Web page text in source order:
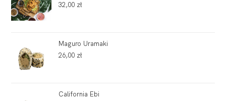
32,00 zł
Maguro Uramaki
26,00 zł
California Ebi